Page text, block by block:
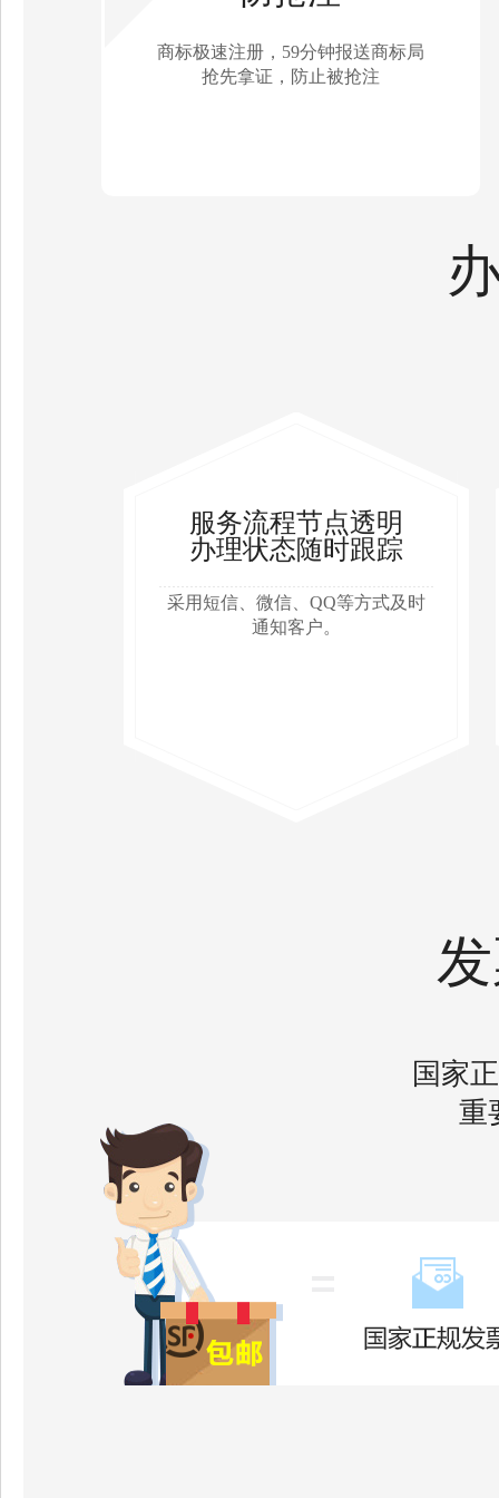
商标极速注册，59分钟报送商标局
抢先拿证，防止被抢注
服务流程节点透明
办理状态随时跟踪
采用短信、微信、QQ等方式及时
通知客户。
发票快
国家
重